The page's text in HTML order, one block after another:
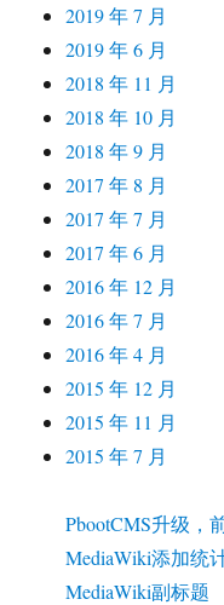
2019 年 7 月
2019 年 6 月
2018 年 11 月
2018 年 10 月
2018 年 9 月
2017 年 8 月
2017 年 7 月
2017 年 6 月
2016 年 12 月
2016 年 7 月
2016 年 4 月
2015 年 12 月
2015 年 11 月
2015 年 7 月
PbootCMS升级，
MediaWiki添加统
MediaWiki副标题